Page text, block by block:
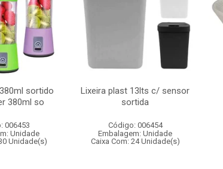
sortido
380ml so
006453
Unidade
Unidade(s)
Lixeira plast 13lts c/ sensor
sortida
Código: 006454
Embalagem: Unidade
Caixa Com: 24 Unidade(s)